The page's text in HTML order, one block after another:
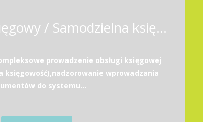
Samodzielny księgowy / Samodzielna księgowa ze znajomością jęz. angielskiego
prowadzenie obsługi księgowej
księgowość),nadzorowanie wprowadzania
do systemu...